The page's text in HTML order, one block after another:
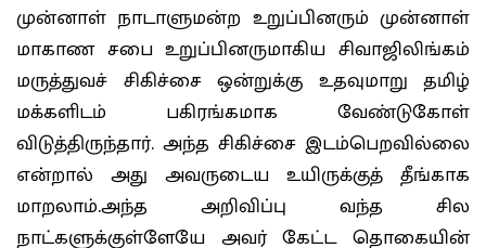
முன்னாள் நாடாளுமன்ற உறுப்பினரும் முன்னாள்
மாகாண சபை உறுப்பினருமாகிய சிவாஜிலிங்கம்
மருத்துவச் சிகிச்சை ஒன்றுக்கு உதவுமாறு தமிழ்
மக்களிடம் பகிரங்கமாக வேண்டுகோள்
விடுத்திருந்தார். அந்த சிகிச்சை இடம்பெறவில்லை
என்றால் அது அவருடைய உயிருக்குத் தீங்காக
மாறலாம்.அந்த அறிவிப்பு வந்த சில
நாட்களுக்குள்ளேயே அவர் கேட்ட தொகையின்